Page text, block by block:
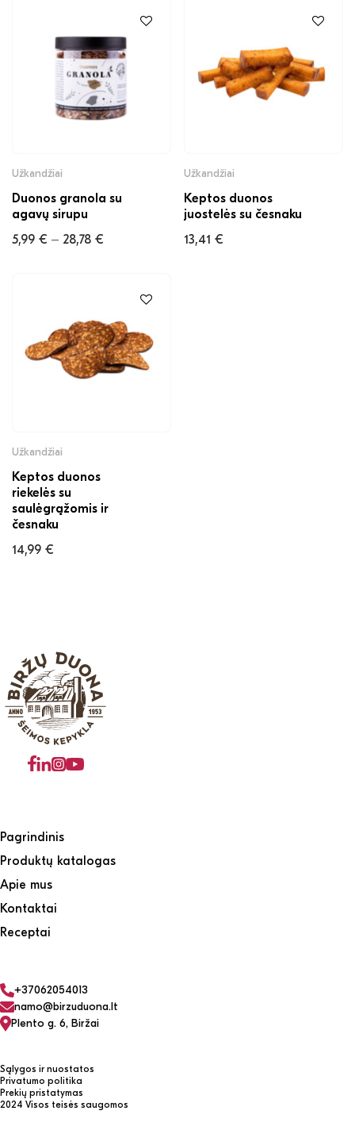
Užkandžiai
Duonos granola su
agavų sirupu
5,99 € – 28,78 €
Užkandžiai
Keptos duonos
juostelės su česnaku
13,41 €
Užkandžiai
Keptos duonos
riekelės su
saulėgrąžomis ir
česnaku
14,99 €
Pagrindinis
Produktų katalogas
Apie mus
Kontaktai
Receptai
+37062054013
namo@birzuduona.lt
Plento g. 6, Biržai
2024 Visos teisės saugomos
Sąlygos ir nuostatos
Privatumo politika
Prekių pristatymas